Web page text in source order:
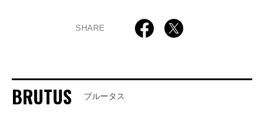
SHARE
BRUTUS ブルータス